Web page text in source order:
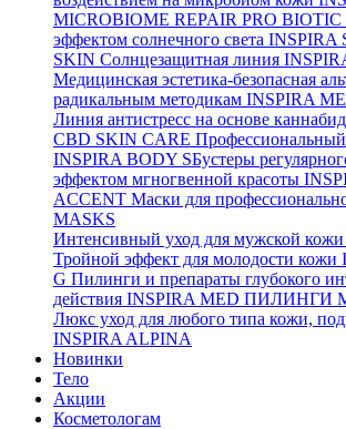
MICROBIOME REPAIR PRO BIOTIC
эффектом солнечного света INSPIRA
SKIN Солнцезащитная линия
Медицинская эстетика-безопасная
радикальным методикам INSPIRA
Линия антистресс на основе
CBD SKIN CARE Профессиональный
INSPIRA BODY SБустеры
эффектом мгногвенной красоты
ACCENT Маски для
MASKS
Интенсивный уход для мужской кожи
Тройной эффект для молодости кожи
G Пилинги и препараты глубокого
действия INSPIRA MED ПИЛИНГИ
Люкс уход для любого типа кожи,
INSPIRA ALPINA
Новинки
Тело
Акции
Косметологам